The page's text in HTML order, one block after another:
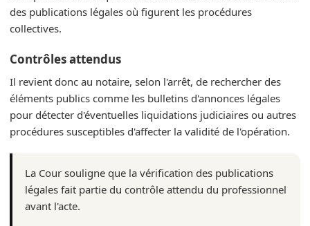
des publications légales où figurent les procédures
collectives.
Contrôles attendus
Il revient donc au notaire, selon l'arrêt, de rechercher des
éléments publics comme les bulletins d'annonces légales
pour détecter d'éventuelles liquidations judiciaires ou autres
procédures susceptibles d'affecter la validité de l'opération.
La Cour souligne que la vérification des publications
légales fait partie du contrôle attendu du professionnel
avant l'acte.